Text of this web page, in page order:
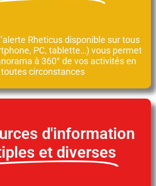
Rheticus disponible sur tous
PC, tablette…) vous permet
à 360° de vos activités en
toutes circonstances
d'information
et diverses